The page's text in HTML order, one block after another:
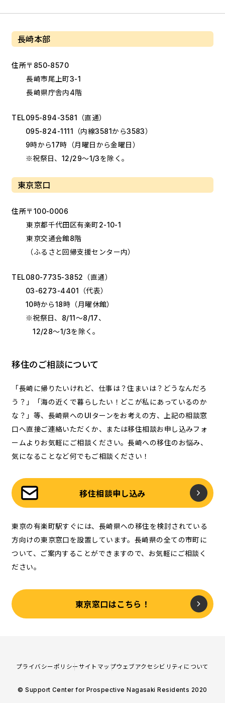
長崎本部
住所〒850-8570
長崎市尾上町3-1
長崎県庁舎内4階
TEL095-894-3581
（直通）
095-824-1111
（内線3581から3583）
9時から17時（月曜日から金曜日）
※祝祭日、12/29～1/3を除く。
東京窓口
住所〒100-0006
東京都千代田区有楽町2-10-1
東京交通会館8階
（ふるさと回帰支援センター内）
TEL080-7735-3852 （直通）
03-6273-4401
（代表）
10時から18時（月曜休館）
※祝祭日、8/11～8/17、
12/28～1/3を除く。
移住のご相談について
「長崎に帰りたいけれど、仕事は？住まいは？どうなんだろ
う？」「海の近くで暮らしたい！どこが私にあっているのか
な？」等、長崎県へのUIターンをお考えの方、上記の相談窓
口へ直接ご連絡いただくか、または移住相談お申し込みフォ
ームよりお気軽にご相談ください。長崎への移住のお悩み、
気になることなど何でもご相談ください！
移住相談申し込み
東京の有楽町駅すぐには、長崎県への移住を検討されている
方向けの東京窓口を設置しています。長崎県の全ての市町に
ついて、ご案内することができますので、お気軽にご相談く
ださい。
東京窓口はこちら！
プライバシーポリシーサイトマップウェブアクセシビリティについて
© Support Center for Prospective Nagasaki Residents 2020